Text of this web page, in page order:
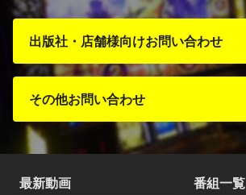
出版社・店舗様向けお問い合わせ
その他お問い合わせ
最新動画
番組一覧